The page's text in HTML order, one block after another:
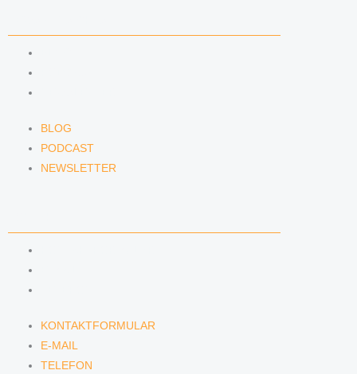
BLOG
PODCAST
NEWSLETTER
KONTAKTFORMULAR
E-MAIL
TELEFON